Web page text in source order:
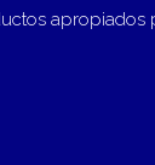
apropiados